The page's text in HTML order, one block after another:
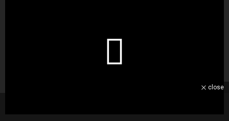
close